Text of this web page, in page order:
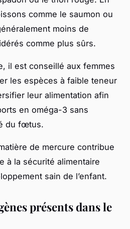
comme le saumon ou
moins de
comme plus sûrs.
il est conseillé aux femmes
les espèces à faible teneur
leur alimentation afin
en oméga-3 sans
du fœtus.
de mercure contribue
à la sécurité alimentaire
sain de l’enfant.
présents dans le